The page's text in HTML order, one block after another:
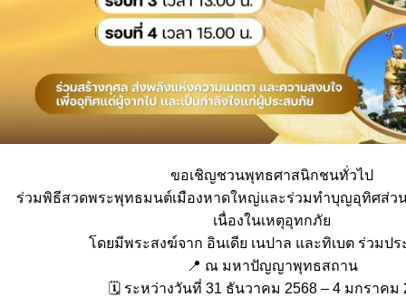
ขอเชิญชวนพุทธศาสนิกชนทั่วไป
ร่วมพิธีสวดพระพุทธมนต์เมืองหาดใหญ่และร่วมทำบุญอุทิศส่ว
เนื่องในเหตุอุทกภัย
โดยมีพระสงฆ์จาก อินเดีย เนปาล และทิเบต ร่วมป
📍 ณ มหาปัญญาพุทธสถาน
🗓 ระหว่างวันที่ 31 ธันวาคม 2568 – 4 มกราคม